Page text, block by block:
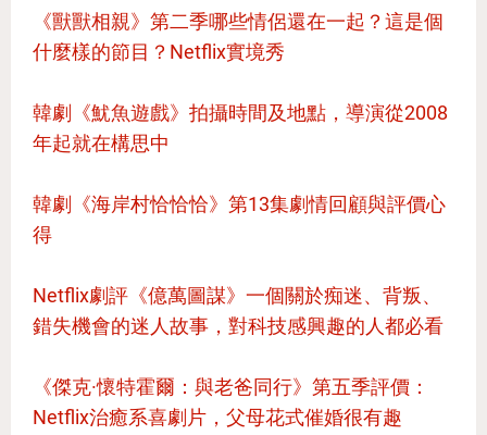
《獸獸相親》第二季哪些情侶還在一起？這是個
什麼樣的節目？Netflix實境秀
韓劇《魷魚遊戲》拍攝時間及地點，導演從2008
年起就在構思中
韓劇《海岸村恰恰恰》第13集劇情回顧與評價心
得
Netflix劇評《億萬圖謀》一個關於痴迷、背叛、
錯失機會的迷人故事，對科技感興趣的人都必看
《傑克·懷特霍爾：與老爸同行》第五季評價：
Netflix治癒系喜劇片，父母花式催婚很有趣